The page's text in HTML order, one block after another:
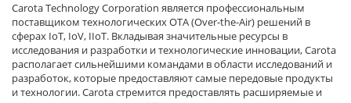
Carota Technology Corporation является профессиональным
поставщиком технологических OTA (Over-the-Air) решений в
сферах IoT, IoV, IIoT. Вкладывая значительные ресурсы в
исследования и разработки и технологические инновации, Carota
располагает сильнейшими командами в области исследований и
разработок, которые предоставляют самые передовые продукты
и технологии. Carota стремится предоставлять расширяемые и